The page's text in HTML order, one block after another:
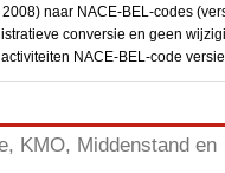
naar NACE-BEL-codes
conversie en geen
NACE-BEL-code
KMO, Middenstand en